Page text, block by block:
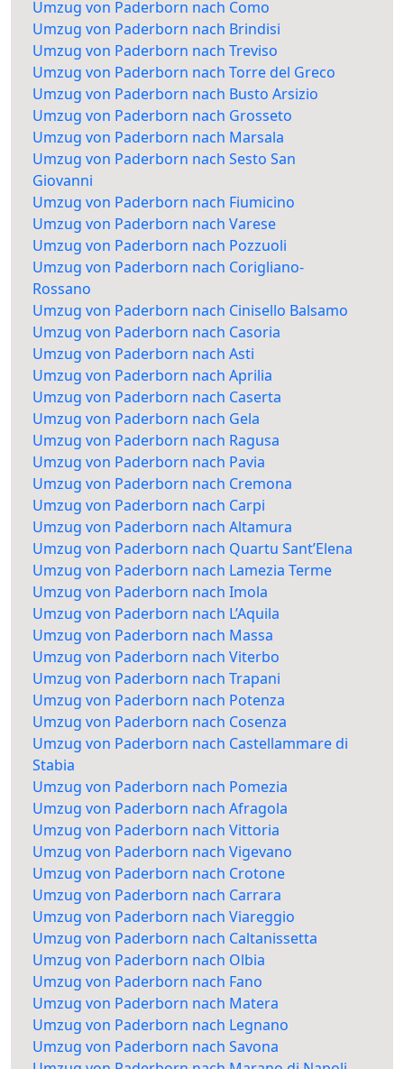
Umzug von Paderborn nach Como
Umzug von Paderborn nach Brindisi
Umzug von Paderborn nach Treviso
Umzug von Paderborn nach Torre del Greco
Umzug von Paderborn nach Busto Arsizio
Umzug von Paderborn nach Grosseto
Umzug von Paderborn nach Marsala
Umzug von Paderborn nach Sesto San
Giovanni
Umzug von Paderborn nach Fiumicino
Umzug von Paderborn nach Varese
Umzug von Paderborn nach Pozzuoli
Umzug von Paderborn nach Corigliano-
Rossano
Umzug von Paderborn nach Cinisello Balsamo
Umzug von Paderborn nach Casoria
Umzug von Paderborn nach Asti
Umzug von Paderborn nach Aprilia
Umzug von Paderborn nach Caserta
Umzug von Paderborn nach Gela
Umzug von Paderborn nach Ragusa
Umzug von Paderborn nach Pavia
Umzug von Paderborn nach Cremona
Umzug von Paderborn nach Carpi
Umzug von Paderborn nach Altamura
Umzug von Paderborn nach Quartu Sant’Elena
Umzug von Paderborn nach Lamezia Terme
Umzug von Paderborn nach Imola
Umzug von Paderborn nach L’Aquila
Umzug von Paderborn nach Massa
Umzug von Paderborn nach Viterbo
Umzug von Paderborn nach Trapani
Umzug von Paderborn nach Potenza
Umzug von Paderborn nach Cosenza
Umzug von Paderborn nach Castellammare di
Stabia
Umzug von Paderborn nach Pomezia
Umzug von Paderborn nach Afragola
Umzug von Paderborn nach Vittoria
Umzug von Paderborn nach Vigevano
Umzug von Paderborn nach Crotone
Umzug von Paderborn nach Carrara
Umzug von Paderborn nach Viareggio
Umzug von Paderborn nach Caltanissetta
Umzug von Paderborn nach Olbia
Umzug von Paderborn nach Fano
Umzug von Paderborn nach Matera
Umzug von Paderborn nach Legnano
Umzug von Paderborn nach Savona